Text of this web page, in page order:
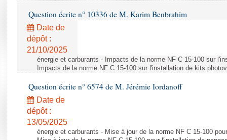
Question écrite n° 10336 de M. Karim Benbrahim
Date de
dépôt :
21/10/2025
énergie et carburants - Impacts de la norme NF C 15-100 sur
Impacts de la norme NF C 15-100 sur l'installation de kits
Question écrite n° 6574 de M. Jérémie Iordanoff
Date de
dépôt :
13/05/2025
énergie et carburants - Mise à jour de la norme NF C 15-100